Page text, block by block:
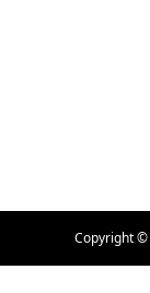
Copyright ©